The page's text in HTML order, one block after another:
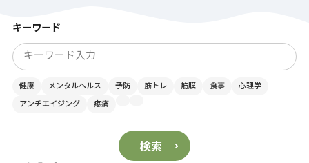
キーワード
健康 メンタルヘルス 予防 筋トレ 筋膜 食事 心理学
アンチエイジング 疼痛
検索